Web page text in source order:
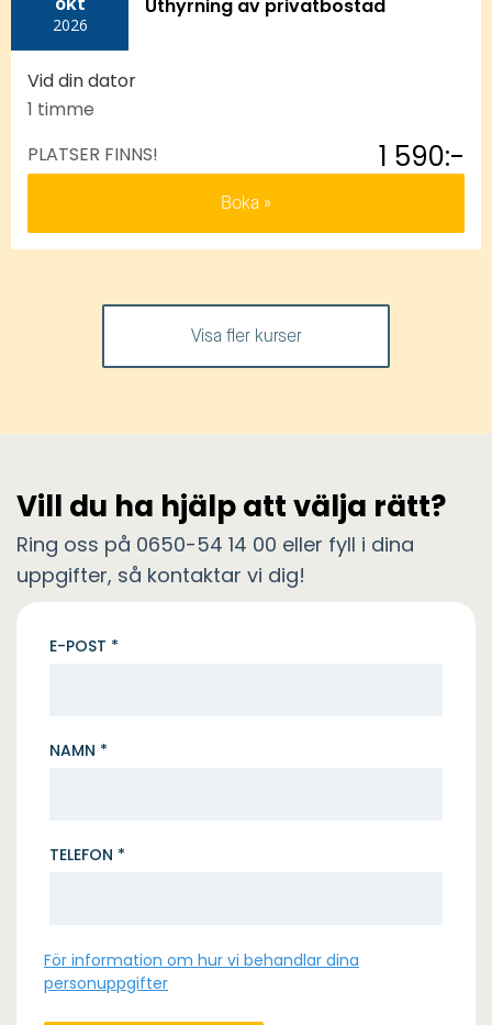
2026
Uthyrning av privatbostad
Vid din dator
1 timme
1 590:-
PLATSER FINNS!
Boka
Visa fler kurser
Vill du ha hjälp att välja rätt?
Ring oss på 0650-54 14 00 eller fyll i dina
uppgifter, så kontaktar vi dig!
E-POST *
NAMN *
TELEFON *
För information om hur vi behandlar dina
personuppgifter